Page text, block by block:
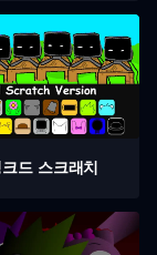
드 스크래치